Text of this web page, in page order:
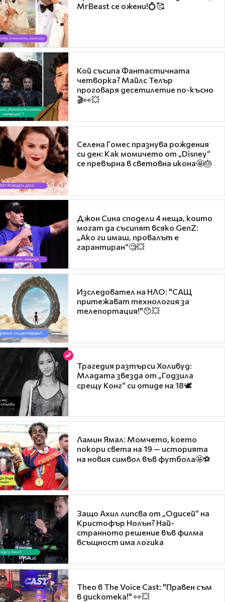
MrBeast се ожени!💍🥰
Кой съсипа Фантастичната
четворка? Майлс Телър
проговаря десетилетие по-късно
🎬👀💥
Селена Гомес празнува рождения
си ден: Как момичето от „Disney“
се превърна в световна икона🤩🎂
Джон Сина сподели 4 неща, които
могат да съсипят всяко GenZ:
„Ако ги имаш, провалът е
гарантиран“🧐💥
Изследовател на НЛО: "САЩ
притежават технология за
телепортация!"😯💥
Трагедия разтърси Холивуд:
Младата звезда от „Годзила
срещу Конг“ си отиде на 18🕊️
Ламин Ямал: Момчето, което
покори света на 19 — историята
на новия символ във футбола🤩⚽
Защо Ахил липсва от „Одисей“ на
Кристофър Нолън? Най-
странното решение във филма
всъщност има логика
Theo в The Voice Cast: "Правен съм
в дискотека!" 👀💥